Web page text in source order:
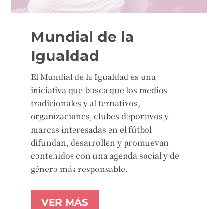
Mundial de la
Igualdad
El Mundial de la Igualdad es una
iniciativa que busca que los medios
tradicionales y al ternativos,
organizaciones, clubes deportivos y
marcas interesadas en el fútbol
difundan, desarrollen y promuevan
contenidos con una agenda social y de
género más responsable.
VER MÁS